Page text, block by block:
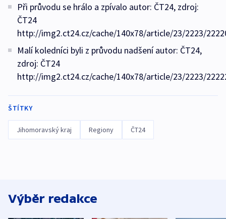
Při průvodu se hrálo a zpívalo autor: ČT24, zdroj:
ČT24
http://img2.ct24.cz/cache/140x78/article/23/2223/
Malí koledníci byli z průvodu nadšení autor: ČT24,
zdroj: ČT24
http://img2.ct24.cz/cache/140x78/article/23/2223/
ŠTÍTKY
Jihomoravský kraj Regiony ČT24
Výběr redakce